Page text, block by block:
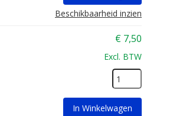
Beschikbaarheid inzien
€ 7,50
Excl. BTW
In Winkelwagen